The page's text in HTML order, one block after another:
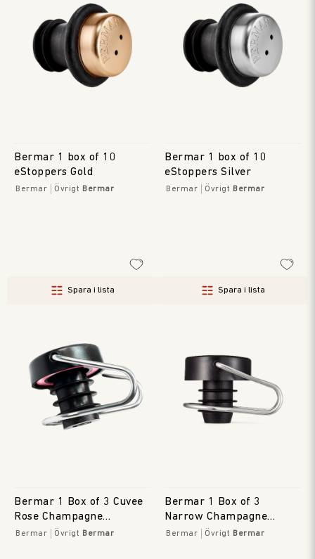
Bermar 1 box of 10
eStoppers Gold
Bermar Övrigt Bermar
Spara i lista
Bermar 1 box of 10
eStoppers Silver
Bermar Övrigt Bermar
Spara i lista
Bermar 1 Box of 3 Cuvee
Rose Champagne
Stoppers
Bermar Övrigt Bermar
Bermar 1 Box of 3
Narrow Champagne
Stoppers
Bermar Övrigt Bermar